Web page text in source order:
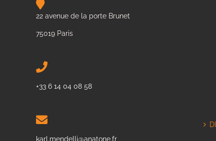
la
22 avenue de la porte Brunet
75019 Paris
+33 6 14 04 08 58
karl.mendelli@anatone.fr